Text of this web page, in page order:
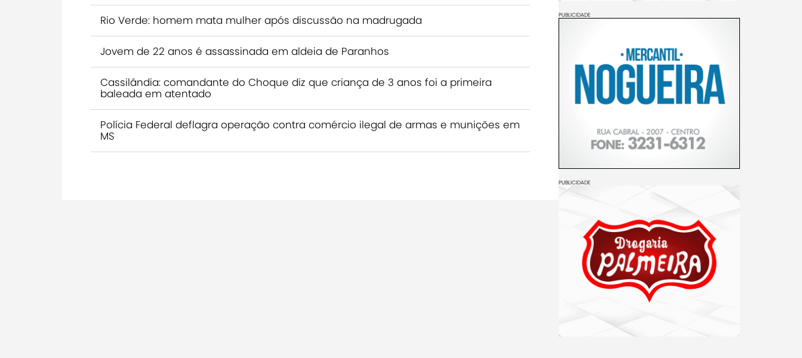
Rio Verde: homem mata mulher após discussão na madrugada
Jovem de 22 anos é assassinada em aldeia de Paranhos
Cassilândia: comandante do Choque diz que criança de 3 anos foi a primeira
baleada em atentado
Polícia Federal deflagra operação contra comércio ilegal de armas e munições em
MS
PUBLICIDADE
PUBLICIDADE